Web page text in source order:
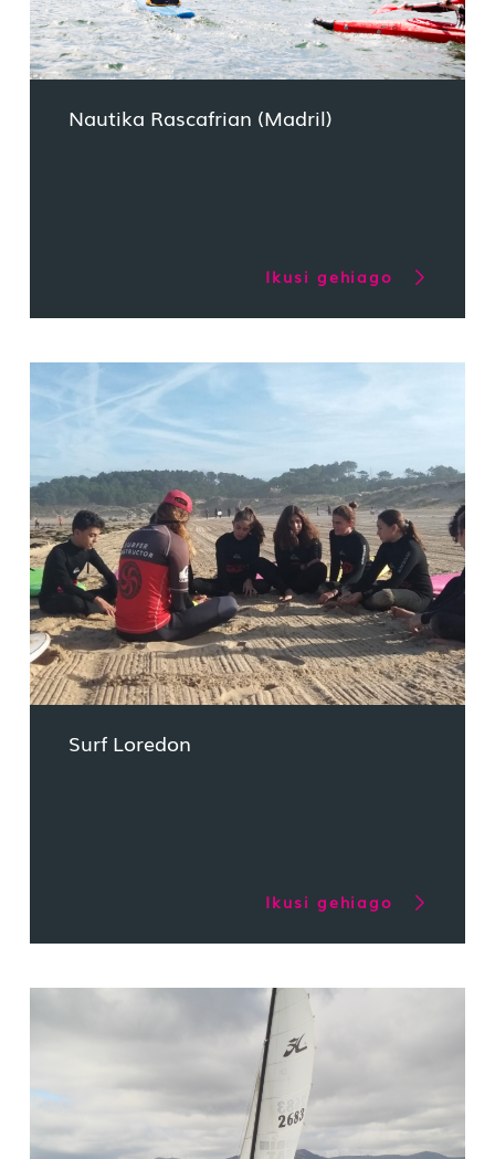
Nautika Rascafrian (Madril)
Ikusi gehiago
Surf Loredon
Ikusi gehiago